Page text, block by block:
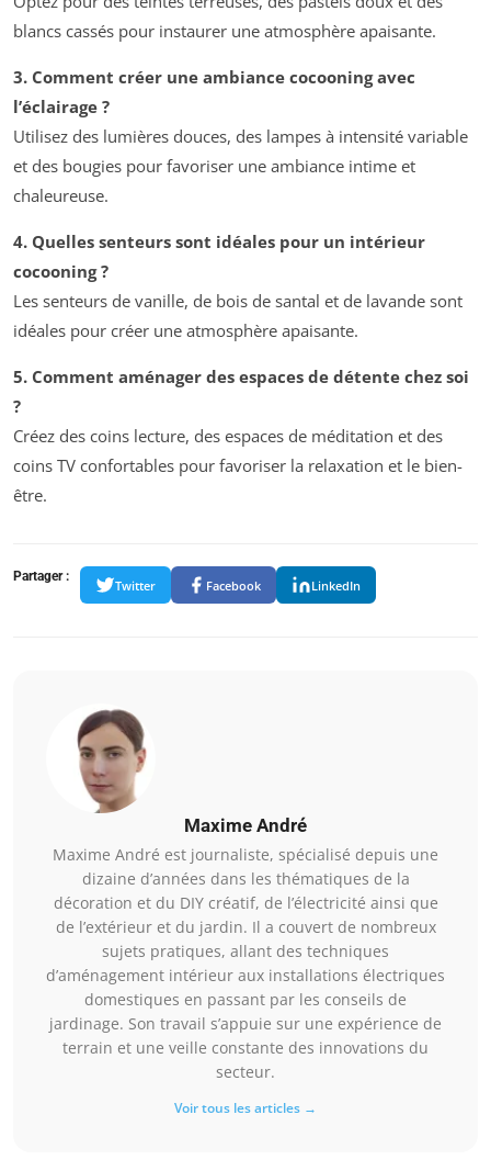
blancs cassés pour instaurer une atmosphère apaisante.
3. Comment créer une ambiance cocooning avec
l’éclairage ?
Utilisez des lumières douces, des lampes à intensité variable
et des bougies pour favoriser une ambiance intime et
chaleureuse.
4. Quelles senteurs sont idéales pour un intérieur
cocooning ?
Les senteurs de vanille, de bois de santal et de lavande sont
idéales pour créer une atmosphère apaisante.
5. Comment aménager des espaces de détente chez soi
?
Créez des coins lecture, des espaces de méditation et des
coins TV confortables pour favoriser la relaxation et le bien-
être.
Partager :
Twitter Facebook LinkedIn
Maxime André
Maxime André est journaliste, spécialisé depuis une
dizaine d’années dans les thématiques de la
décoration et du DIY créatif, de l’électricité ainsi que
de l’extérieur et du jardin. Il a couvert de nombreux
sujets pratiques, allant des techniques
d’aménagement intérieur aux installations électriques
domestiques en passant par les conseils de
jardinage. Son travail s’appuie sur une expérience de
terrain et une veille constante des innovations du
secteur.
Voir tous les articles →